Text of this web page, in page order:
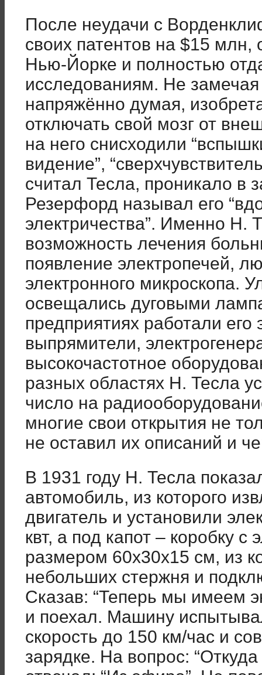
После неудачи с
своих патентов на $15
Нью-Йорке и полностью
исследованиям. Не замечая
напряжённо думая,
отключать свой мозг от
на него снисходили
видение”,
считал Тесла, проникало в
Резерфорд называл его
электричества”. Именно Н.
возможность лечения
появление электропечей,
электронного микроскопа.
освещались дуговыми
предприятиях работали его
выпрямители,
высокочастотное
разных областях Н. Тесла
число на
многие свои открытия не
не оставил их описаний и
В 1931 году Н. Тесла
автомобиль, из которого
двигатель и установили
квт, а под капот – коробку
размером 60х30х15 см, из
небольших стержня и
Сказав: “Теперь мы имеем
и поехал. Машину
скорость до 150 км/час и
зарядке. На вопрос: